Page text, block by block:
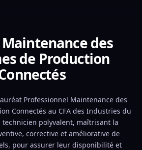
Maintenance des
de Production
Professionnel Maintenance des
Connectés au CFA des Industries du
technicien polyvalent, maîtrisant la
corrective et améliorative de
pour assurer leur disponibilité et